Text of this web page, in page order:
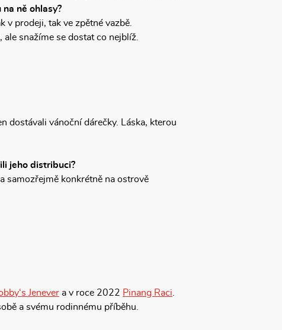
na ně ohlasy?
v prodeji, tak ve zpětné vazbě.
snažíme se dostat co nejblíž.
dostávali vánoční dárečky. Láska, kterou
jeho distribuci?
samozřejmě konkrétně na ostrově
Jenever a v roce 2022 Pinang Raci
a svému rodinnému příběhu.